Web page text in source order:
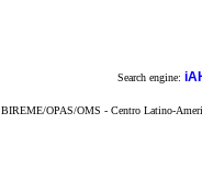
Search engine:
BIREME/OPAS/OMS - Centro Latino-